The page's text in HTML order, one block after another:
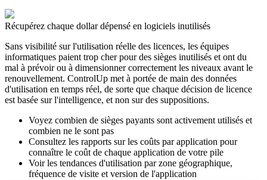
Récupérez chaque dollar dépensé en logiciels inutilisés
Sans visibilité sur l'utilisation réelle des licences, les équipes
informatiques paient trop cher pour des sièges inutilisés et ont du
mal à prévoir ou à dimensionner correctement les niveaux avant le
renouvellement. ControlUp met à portée de main des données
d'utilisation en temps réel, de sorte que chaque décision de licence
est basée sur l'intelligence, et non sur des suppositions.
Voyez combien de sièges payants sont activement utilisés et
combien ne le sont pas
Consultez les rapports sur les coûts par application pour
connaître le coût de chaque application de votre pile
Voir les tendances d'utilisation par zone géographique,
fréquence de visite et version de l'application